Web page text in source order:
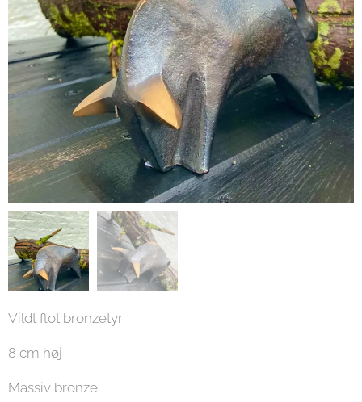
Vildt flot bronzetyr
8 cm høj
Massiv bronze